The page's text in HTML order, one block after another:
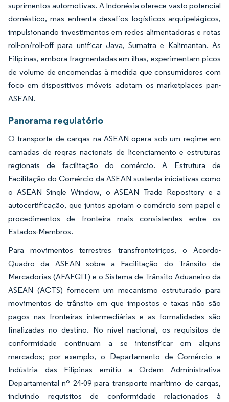
suprimentos automotivas. A Indonésia oferece vasto potencial
doméstico, mas enfrenta desafios logísticos arquipelágicos,
impulsionando investimentos em redes alimentadoras e rotas
roll-on/roll-off para unificar Java, Sumatra e Kalimantan. As
Filipinas, embora fragmentadas em ilhas, experimentam picos
de volume de encomendas à medida que consumidores com
foco em dispositivos móveis adotam os marketplaces pan-
ASEAN.
Panorama regulatório
O transporte de cargas na ASEAN opera sob um regime em
camadas de regras nacionais de licenciamento e estruturas
regionais de facilitação do comércio. A Estrutura de
Facilitação do Comércio da ASEAN sustenta iniciativas como
o ASEAN Single Window, o ASEAN Trade Repository e a
autocertificação, que juntos apoiam o comércio sem papel e
procedimentos de fronteira mais consistentes entre os
Estados-Membros.
Para movimentos terrestres transfronteiriços, o Acordo-
Quadro da ASEAN sobre a Facilitação do Trânsito de
Mercadorias (AFAFGIT) e o Sistema de Trânsito Aduaneiro da
ASEAN (ACTS) fornecem um mecanismo estruturado para
movimentos de trânsito em que impostos e taxas não são
pagos nas fronteiras intermediárias e as formalidades são
finalizadas no destino. No nível nacional, os requisitos de
conformidade continuam a se intensificar em alguns
mercados; por exemplo, o Departamento de Comércio e
Indústria das Filipinas emitiu a Ordem Administrativa
Departamental nº 24-09 para transporte marítimo de cargas,
incluindo requisitos de conformidade relacionados à